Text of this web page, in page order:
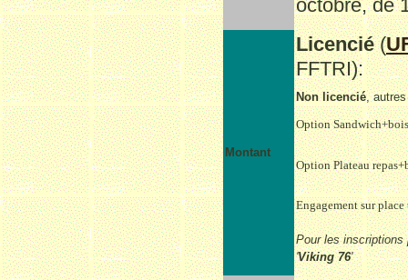
octobre, de
Montant
Licencié(
FFTRI):
Non licencié,
Option
Option Plateau
Engagement sur place
Pour les
'Viking 76'